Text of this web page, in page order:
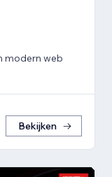
modern web
Bekijken